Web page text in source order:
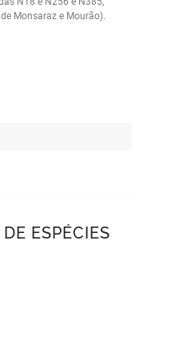
Monsaraz e Mourão).
ESPÉCIES